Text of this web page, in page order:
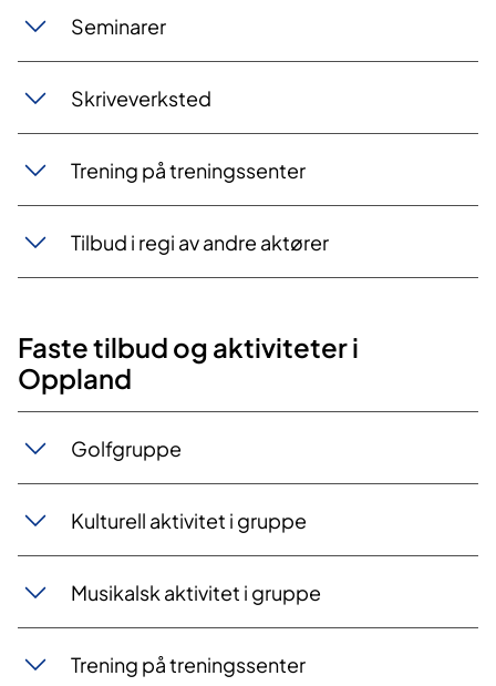
Seminarer
Skriveverksted
Trening på treningssenter
Tilbud i regi av andre aktører
Faste tilbud og aktiviteter i
Oppland
Golfgruppe
Kulturell aktivitet i gruppe
Musikalsk aktivitet i gruppe
Trening på treningssenter